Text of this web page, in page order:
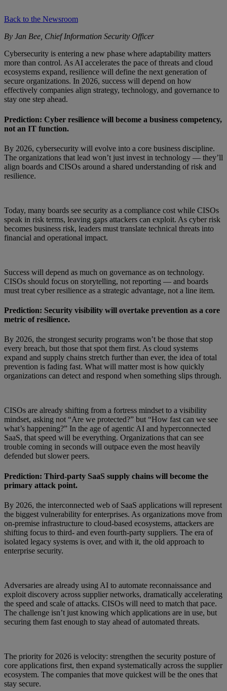
Back to the Newsroom
By Jan Bee, Chief Information Security Officer
Cybersecurity is entering a new phase where adaptability matters
more than control. As AI accelerates the pace of threats and cloud
ecosystems expand, resilience will define the next generation of
secure organizations. In 2026, success will depend on how
effectively companies align strategy, technology, and governance to
stay one step ahead.
Prediction: Cyber resilience will become a business competency,
not an IT function.
By 2026, cybersecurity will evolve into a core business discipline.
The organizations that lead won’t just invest in technology — they’ll
align boards and CISOs around a shared understanding of risk and
resilience.
Today, many boards see security as a compliance cost while CISOs
speak in risk terms, leaving gaps attackers can exploit. As cyber risk
becomes business risk, leaders must translate technical threats into
financial and operational impact.
Success will depend as much on governance as on technology.
CISOs should focus on storytelling, not reporting — and boards
must treat cyber resilience as a strategic advantage, not a line item.
Prediction: Security visibility will overtake prevention as a core
metric of resilience.
By 2026, the strongest security programs won’t be those that stop
every breach, but those that spot them first. As cloud systems
expand and supply chains stretch further than ever, the idea of total
prevention is fading fast. What will matter most is how quickly
organizations can detect and respond when something slips through.
CISOs are already shifting from a fortress mindset to a visibility
mindset, asking not “Are we protected?” but “How fast can we see
what’s happening?” In the age of agentic AI and hyperconnected
SaaS, that speed will be everything. Organizations that can see
trouble coming in seconds will outpace even the most heavily
defended but slower peers.
Prediction: Third-party SaaS supply chains will become the
primary attack point.
By 2026, the interconnected web of SaaS applications will represent
the biggest vulnerability for enterprises. As organizations move from
on-premise infrastructure to cloud-based ecosystems, attackers are
shifting focus to third- and even fourth-party suppliers. The era of
isolated legacy systems is over, and with it, the old approach to
enterprise security.
Adversaries are already using AI to automate reconnaissance and
exploit discovery across supplier networks, dramatically accelerating
the speed and scale of attacks. CISOs will need to match that pace.
The challenge isn’t just knowing which applications are in use, but
securing them fast enough to stay ahead of automated threats.
The priority for 2026 is velocity: strengthen the security posture of
core applications first, then expand systematically across the supplier
ecosystem. The companies that move quickest will be the ones that
stay secure.